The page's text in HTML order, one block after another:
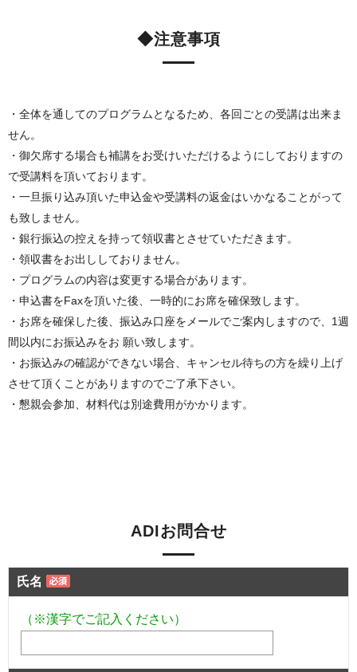
◆注意事項
・全体を通してのプログラムとなるため、各回ごとの受講は出来ま
せん。
・御欠席する場合も補講をお受けいただけるようにしておりますの
で受講料を頂いております。
・一旦振り込み頂いた申込金や受講料の返金はいかなることがって
も致しません。
・銀行振込の控えを持って領収書とさせていただきます。
・領収書をお出ししておりません。
・プログラムの内容は変更する場合があります。
・申込書をFaxを頂いた後、一時的にお席を確保致します。
・お席を確保した後、振込み口座をメールでご案内しますので、1週
間以内にお振込みをお 願い致します。
・お振込みの確認ができない場合、キャンセル待ちの方を繰り上げ
させて頂くことがありますのでご了承下さい。
・懇親会参加、材料代は別途費用がかかります。
ADIお問合せ
氏名
（※漢字でご記入ください）